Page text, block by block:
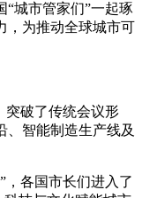
“城市管家们”一起琢
，为推动全球城市可
破了传统会议形
、智能制造生产线及
各国市长们进入了